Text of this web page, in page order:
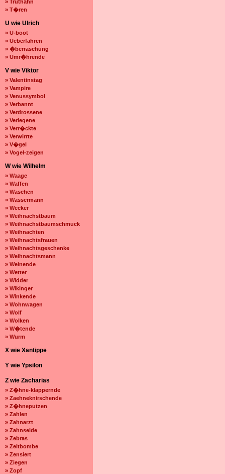
» Truthahn
» T�ren
U wie Ulrich
» U-boot
» Ueberfahren
» �berraschung
» Umr�hrende
V wie Viktor
» Valentinstag
» Vampire
» Venussymbol
» Verbannt
» Verdrossene
» Verlegene
» Verr�ckte
» Verwirrte
» V�gel
» Vogel-zeigen
W wie Wilhelm
» Waage
» Waffen
» Waschen
» Wassermann
» Wecker
» Weihnachstbaum
» Weihnachstbaumschmuck
» Weihnachten
» Weihnachtsfrauen
» Weihnachtsgeschenke
» Weihnachtsmann
» Weinende
» Wetter
» Widder
» Wikinger
» Winkende
» Wohnwagen
» Wolf
» Wolken
» W�tende
» Wurm
X wie Xantippe
Y wie Ypsilon
Z wie Zacharias
» Z�hne-klappernde
» Zaehneknirschende
» Z�hneputzen
» Zahlen
» Zahnarzt
» Zahnseide
» Zebras
» Zeitbombe
» Zensiert
» Ziegen
» Zopf